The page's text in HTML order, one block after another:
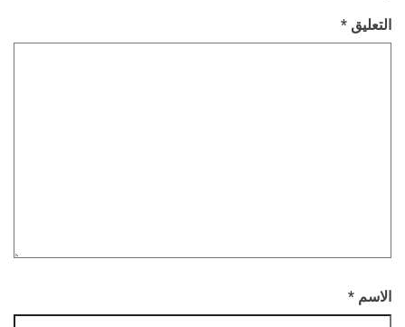
التعليق *
الاسم *